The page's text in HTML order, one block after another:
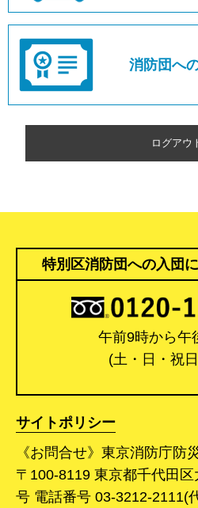
消防団へ
ログアウ
特別区消防団への入団
午前9時から午
(土・日・祝
サイトポリシー
《お問合せ》東京消防庁防
〒100-8119 東京都千代田
号 電話番号 03-3212-2111(